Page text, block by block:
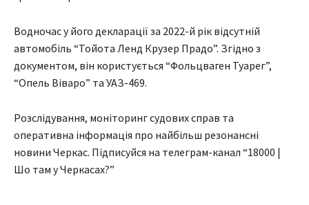
Водночас у його декларації за 2022-й рік відсутній
автомобіль “Тойота Ленд Крузер Прадо”. Згідно з
документом, він користується “Фольцваген Туарег”,
“Опель Віваро” та УАЗ-469.
Розслідування, моніторинг судових справ та
оперативна інформація про найбільш резонансні
новини Черкас. Підписуйся на телеграм-канал “18000 |
Шо там у Черкасах?”